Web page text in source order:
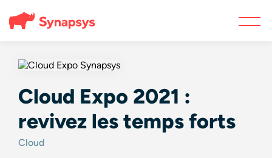
Cloud Expo 2021 :
revivez les temps forts
Cloud